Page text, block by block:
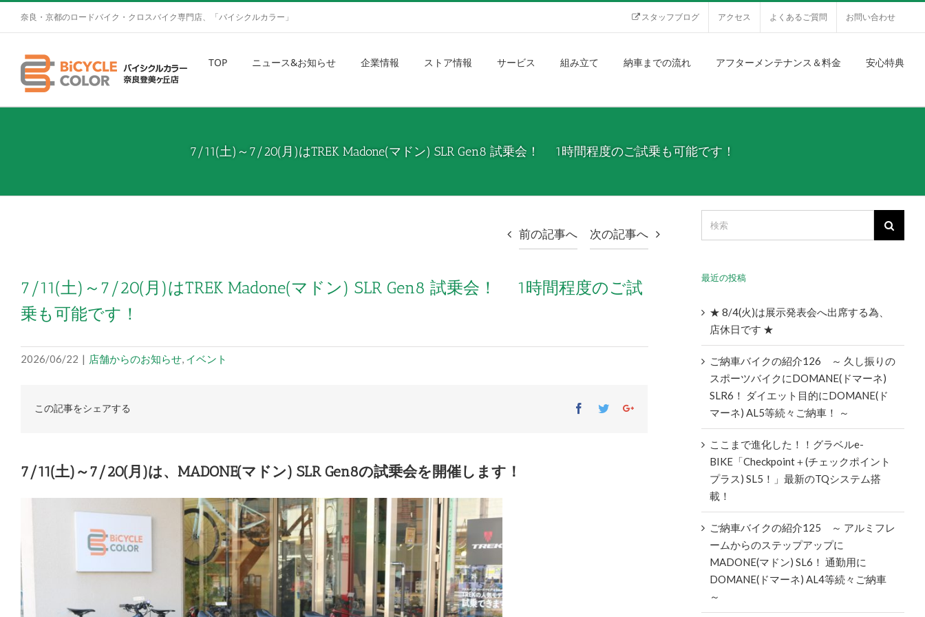
奈良・京都のロードバイク・クロスバイク専門店、「バイシクルカラー」 スタッフブログ アクセス よくあるご質問 お問い合わせ
TOP ニュース&お知らせ 企業情報 ストア情報 サービス 組み立て 納車までの流れ アフターメンテナンス＆料金 安心特典
7/11(土)～7/20(月)はTREK Madone(マドン) SLR Gen8 試乗会！ 1時間程度のご試乗も可能です！
前の記事へ 次の記事へ
7/11(土)～7/20(月)はTREK Madone(マドン) SLR Gen8 試乗会！ 1時間程度のご試
乗も可能です！
2026/06/22 | 店舗からのお知らせ, イベント
この記事をシェアする Facebook
TwitterGoogle+
7/11(土)～7/20(月)は、MADONE(マドン) SLR Gen8の試乗会を開催します！
最近の投稿
★ 8/4(火)は展示発表会へ出席する為、
店休日です ★
ご納車バイクの紹介126 ～ 久し振りの
スポーツバイクにDOMANE(ドマーネ)
SLR6！ ダイエット目的にDOMANE(ド
マーネ) AL5等続々ご納車！ ～
ここまで進化した！！グラベルe-
BIKE「Checkpoint＋(チェックポイント
プラス) SL5！」最新のTQシステム搭
載！
ご納車バイクの紹介125 ～ アルミフレ
ームからのステップアップに
MADONE(マドン) SL6！ 通勤用に
DOMANE(ドマーネ) AL4等続々ご納車
～